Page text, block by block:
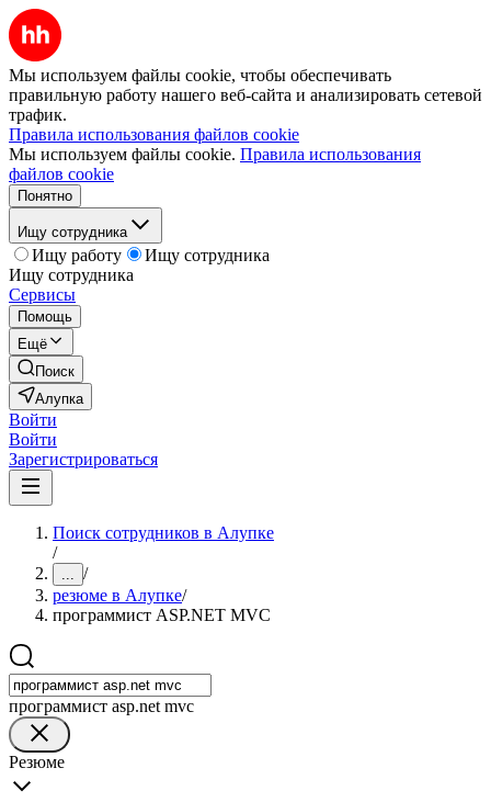
Мы используем файлы cookie, чтобы обеспечивать
правильную работу нашего веб-сайта и анализировать сетевой
трафик.
Правила использования файлов cookie
Мы используем файлы cookie. Правила использования
файлов cookie
Понятно
Ищу сотрудника
Ищу работу
Ищу сотрудника
Ищу сотрудника
Сервисы
Помощь
Ещё
Поиск
Алупка
Войти
Войти
Зарегистрироваться
Поиск сотрудников в Алупке
/
... /
резюме в Алупке/
программист ASP.NET MVC
программист asp.net mvc
Резюме